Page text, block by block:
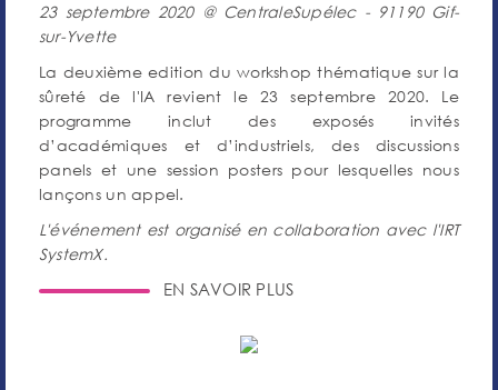
23 septembre 2020 @ CentraleSupélec - 91190 Gif-
sur-Yvette
La deuxième edition du workshop thématique sur la
sûreté de l'IA revient le 23 septembre 2020. Le
programme inclut des exposés invités
d’académiques et d’industriels, des discussions
panels et une session posters pour lesquelles nous
lançons un appel.
L'événement est organisé en collaboration avec l'IRT
SystemX.
EN SAVOIR PLUS